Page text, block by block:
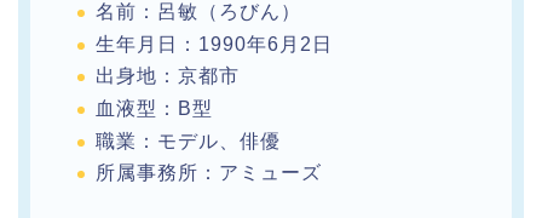
名前：呂敏（ろびん）
生年月日：1990年6月2日
出身地：京都市
血液型：B型
職業：モデル、俳優
所属事務所：アミューズ